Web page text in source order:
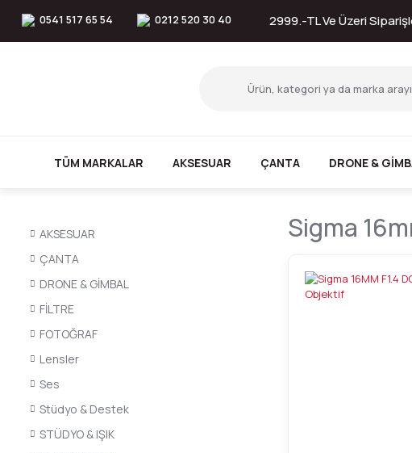
0541 517 65 54 0212 520 30 40 2999.-TL Ve Üzeri
TÜM MARKALAR AKSESUAR ÇANTA DRONE &
AKSESUAR
ÇANTA
DRONE & GİMBAL
FİLTRE
FOTOĞRAF
Lensler
Ses
Stüdyo & Destek
STÜDYO & IŞIK
Sigma